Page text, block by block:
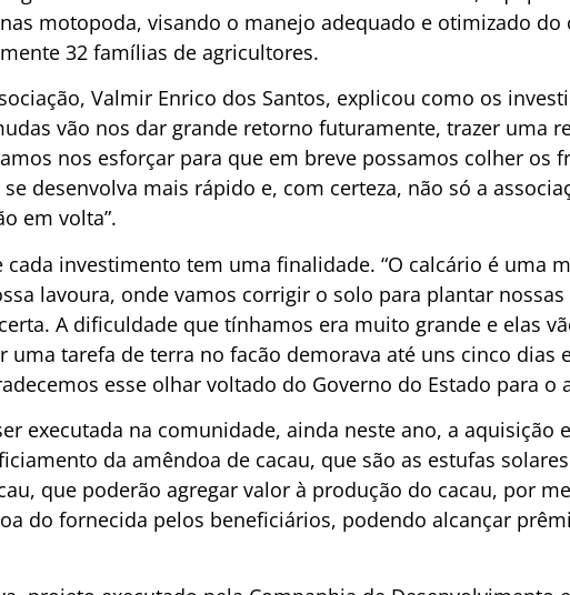
motopoda, visando o manejo adequado e otimizado do
32 famílias de agricultores.
Valmir Enrico dos Santos, explicou como os
vão nos dar grande retorno futuramente, trazer uma
nos esforçar para que em breve possamos colher os
desenvolva mais rápido e, com certeza, não só a
em volta”.
investimento tem uma finalidade. “O calcário é uma
lavoura, onde vamos corrigir o solo para plantar
A dificuldade que tínhamos era muito grande e elas
uma tarefa de terra no facão demorava até uns cinco dias
esse olhar voltado do Governo do Estado para o
executada na comunidade, ainda neste ano, a aquisição
da amêndoa de cacau, que são as estufas
que poderão agregar valor à produção do cacau, por
do fornecida pelos beneficiários, podendo alcançar